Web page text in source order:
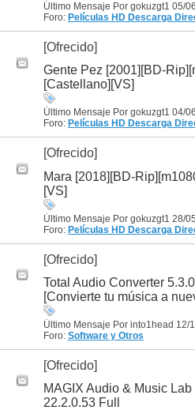
Último Mensaje Por gokuzgt1 05/
Foro: Películas HD Descarga
[Ofrecido]
Gente Pez [2001][BD-
[Castellano][VS]
Último Mensaje Por gokuzgt1 04/
Foro: Películas HD Descarga
[Ofrecido]
Mara [2018][BD-
[VS]
Último Mensaje Por gokuzgt1 28/
Foro: Películas HD Descarga
[Ofrecido]
Total Audio Converter
[Convierte tu música a
Último Mensaje Por into1head 12/
Foro: Software y Otros
[Ofrecido]
MAGIX Audio & Music
22.2.0.53 Full